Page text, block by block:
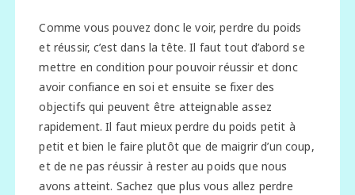
Comme vous pouvez donc le voir, perdre du poids
et réussir, c’est dans la tête. Il faut tout d’abord se
mettre en condition pour pouvoir réussir et donc
avoir confiance en soi et ensuite se fixer des
objectifs qui peuvent être atteignable assez
rapidement. Il faut mieux perdre du poids petit à
petit et bien le faire plutôt que de maigrir d’un coup,
et de ne pas réussir à rester au poids que nous
avons atteint. Sachez que plus vous allez perdre